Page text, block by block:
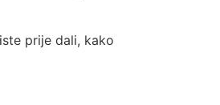
prije dali, kako